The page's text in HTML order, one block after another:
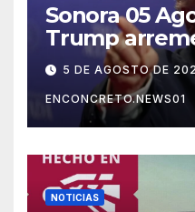
Sonora 05
Trump
México,
potencias por
abusos
5 DE AGOSTO DE
ENCONCRETO.NEWS01
NOTICIAS